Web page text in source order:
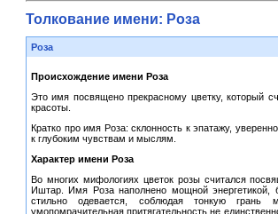
Толкование имени: Роза
Роза
Происхождение имени Роза
Это имя посвящено прекрасному цветку, который
красоты.
Кратко про имя Роза: склонность к эпатажу,
к глубоким чувствам и мыслям.
Характер имени Роза
Во многих мифологиях цветок розы считался
Иштар. Имя Роза наполнено мощной
стильно одевается, соблюдая тонкую грань
умопомрачительная притягательность не